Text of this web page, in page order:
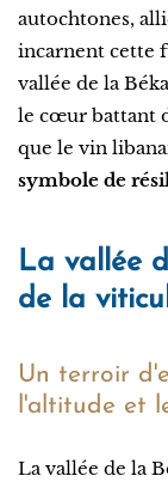
autochtones,
incarnent cette
vallée de la
le cœur battant
que le vin
symbole de
La vallée
de la
Un terroir
l'altitude et
La vallée de la